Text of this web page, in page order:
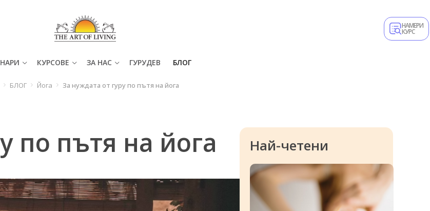
НАМЕРИ
КУРС
КУРСОВЕ ЗА НАС ГУРУДЕВ БЛОГ
БЛОГ Йога За нуждата от гуру по пътя на йога
по пътя на йога Най-четени